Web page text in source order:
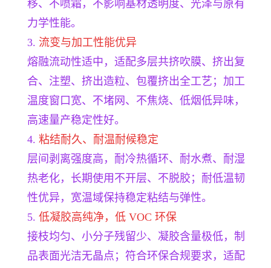
移、不喷霜，不影响基材透明度、光泽与原有
力学性能。
3. 流变与加工性能优异
熔融流动性适中，适配多层共挤吹膜、挤出复
合、注塑、挤出造粒、包覆挤出全工艺；加工
温度窗口宽、不堵网、不焦烧、低烟低异味，
高速量产稳定性好。
4. 粘结耐久、耐温耐候稳定
层间剥离强度高，耐冷热循环、耐水煮、耐湿
热老化，长期使用不开层、不脱胶；耐低温韧
性优异，宽温域保持稳定粘结与弹性。
5. 低凝胶高纯净，低 VOC 环保
接枝均匀、小分子残留少、凝胶含量极低，制
品表面光洁无晶点；符合环保合规要求，适配